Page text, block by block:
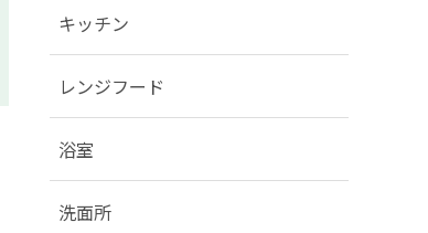
キッチン
レンジフード
浴室
洗面所